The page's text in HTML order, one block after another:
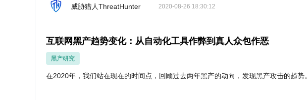
威胁猎人ThreatHunter 2020-08-26 18:30:12
互联网黑产趋势变化：从自动化工具作弊到真人众包作恶
黑产研究
在2020年，我们站在现在的时间点，回顾过去两年黑产的动向，发现黑产攻击的趋势。